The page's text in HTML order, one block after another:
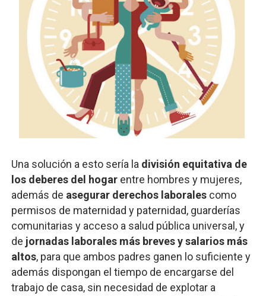
Una solución a esto sería la división equitativa de
los deberes del hogarentre hombres y mujeres,
además de asegurar derechos laboralescomo
permisos de maternidad y paternidad, guarderías
comunitarias y acceso a salud pública universal, y
de jornadas laborales más breves y salarios más
altos, para que ambos padres ganen lo suficiente y
además dispongan el tiempo de encargarse del
trabajo de casa, sin necesidad de explotar a